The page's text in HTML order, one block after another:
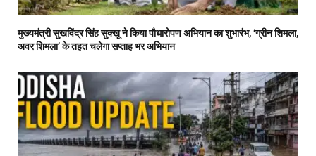
मुख्यमंत्री सुखविंद्र सिंह सुक्खू ने किया पौधारोपण अभियान का शुभारंभ, ‘ग्रीन शिमला,
अवर शिमला’ के तहत चलेगा सप्ताह भर अभियान